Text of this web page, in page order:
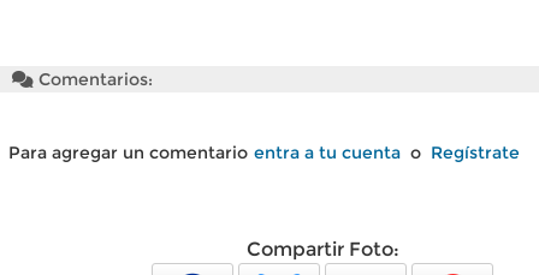
Comentarios:
Para agregar un comentario entra a tu cuenta o Regístrate
Compartir Foto: